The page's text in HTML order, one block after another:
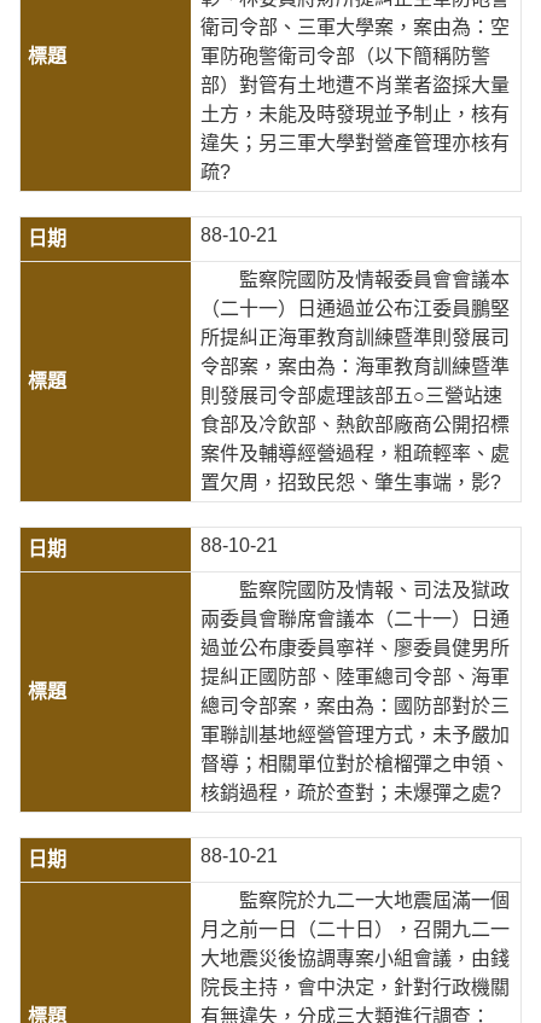
衛司令部、三軍大學案，案由為：空
軍防砲警衛司令部（以下簡稱防警
部）對管有土地遭不肖業者盜採大量
土方，未能及時發現並予制止，核有
違失；另三軍大學對營產管理亦核有
疏?
88-10-21
監察院國防及情報委員會會議本
（二十一）日通過並公布江委員鵬堅
所提糾正海軍教育訓練暨準則發展司
令部案，案由為：海軍教育訓練暨準
則發展司令部處理該部五○三營站速
食部及冷飲部、熱飲部廠商公開招標
案件及輔導經營過程，粗疏輕率、處
置欠周，招致民怨、肇生事端，影?
88-10-21
監察院國防及情報、司法及獄政
兩委員會聯席會議本（二十一）日通
過並公布康委員寧祥、廖委員健男所
提糾正國防部、陸軍總司令部、海軍
總司令部案，案由為：國防部對於三
軍聯訓基地經營管理方式，未予嚴加
督導；相關單位對於槍榴彈之申領、
核銷過程，疏於查對；未爆彈之處?
88-10-21
監察院於九二一大地震屆滿一個
月之前一日（二十日），召開九二一
大地震災後協調專案小組會議，由錢
院長主持，會中決定，針對行政機關
有無違失，分成三大類進行調查：